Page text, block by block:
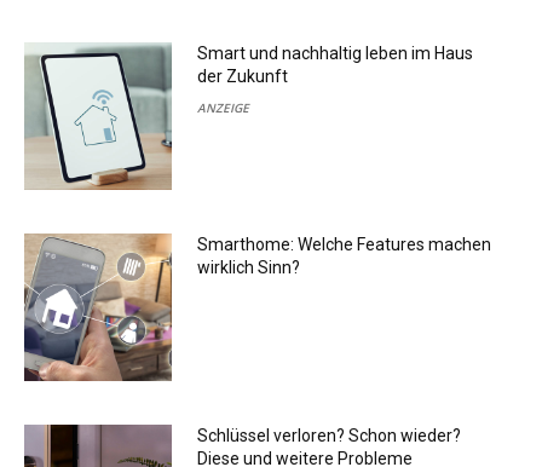
Smart und nachhaltig leben im Haus
der Zukunft
ANZEIGE
Smarthome: Welche Features machen
wirklich Sinn?
Schlüssel verloren? Schon wieder?
Diese und weitere Probleme